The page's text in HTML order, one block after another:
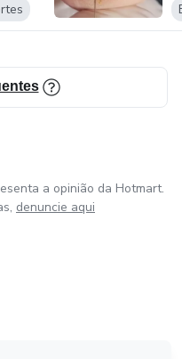
a opinião da Hotmart.
denuncie aqui